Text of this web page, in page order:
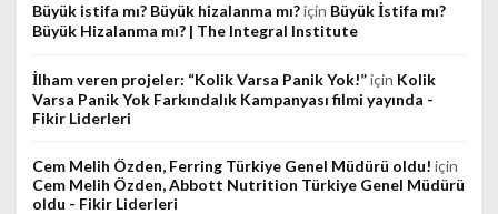
Büyük istifa mı? Büyük hizalanma mı?için Büyük İstifa mı?
Büyük Hizalanma mı? | The Integral Institute
İlham veren projeler: “Kolik Varsa Panik Yok!”için Kolik
Varsa Panik Yok Farkındalık Kampanyası filmi yayında -
Fikir Liderleri
Cem Melih Özden, Ferring Türkiye Genel Müdürü oldu! için
Cem Melih Özden, Abbott Nutrition Türkiye Genel Müdürü
oldu - Fikir Liderleri